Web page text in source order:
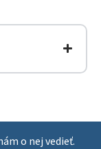
o nej vedieť.